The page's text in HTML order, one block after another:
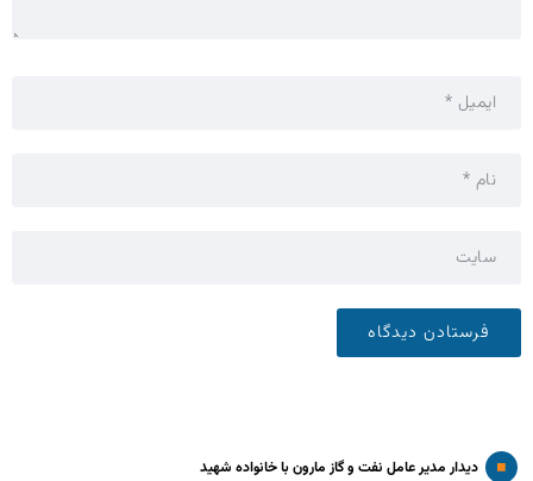
دیدار مدیر عامل نفت و گاز مارون با خانواده شهید